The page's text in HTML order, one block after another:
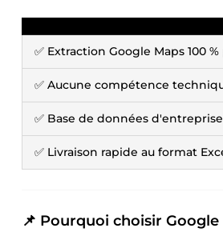
✅ Extraction Google Maps 100
✅ Aucune compétence
✅ Base de données
✅ Livraison rapide au format
📌 Pourquoi choisir Google